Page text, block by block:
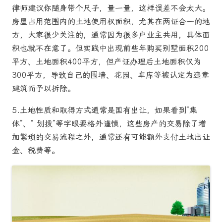
律师建议你随身带个尺子，量一量，这样误差不会太大。
房屋占用范围内的土地使用权面积，尤其在两证合一的地
方，大家很少关注的，通常因为很多户业主共用，具体面
积也就不在意了。但实践中出现前些年购买别墅面积200
平方、土地面积400平方，但产证办理后土地面积仅为
300平方，导致自己的围墙、花园、车库等被认定为违章
建筑而予以拆除。
5.土地性质和取得方式通常是国有出让，如果看到“集
体”、“ 划拨”等字眼要格外谨慎，这些房产的交易除了增
加繁琐的交易流程之外，通常还有可能额外支付土地出让
金、税费等。